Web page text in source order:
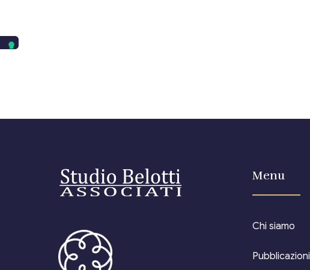
Menu
Chi siamo
Pubblicazioni